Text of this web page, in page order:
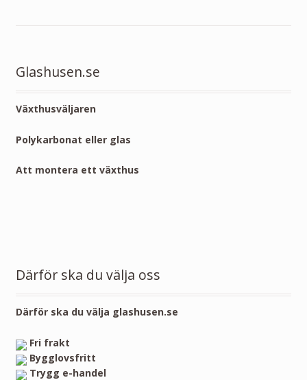
Glashusen.se
Växthusväljaren
Polykarbonat eller glas
Att montera ett växthus
Därför ska du välja oss
Därför ska du välja glashusen.se
Fri frakt
Bygglovsfritt
Trygg e-handel